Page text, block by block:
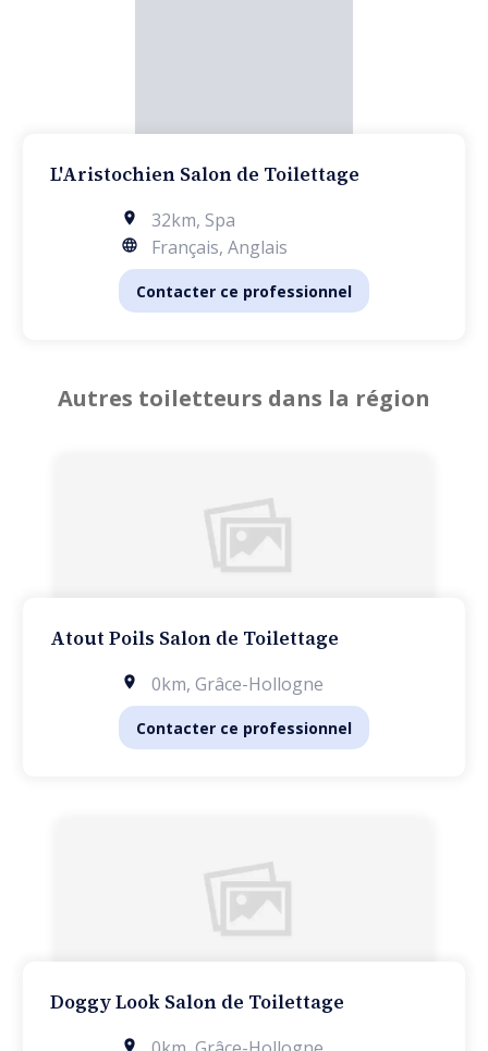
L'Aristochien Salon de Toilettage
32km, Spa
Français, Anglais
Contacter ce professionnel
Autres toiletteurs dans la région
Atout Poils Salon de Toilettage
0km, Grâce-Hollogne
Contacter ce professionnel
Doggy Look Salon de Toilettage